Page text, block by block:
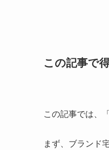
この記事で
この記事では、
まず、ブランド